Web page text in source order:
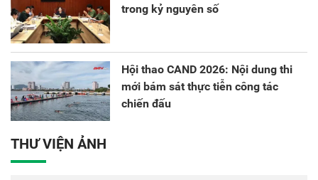
trong kỷ nguyên số
Hội thao CAND 2026: Nội dung thi
mới bám sát thực tiễn công tác
chiến đấu
THƯ VIỆN ẢNH